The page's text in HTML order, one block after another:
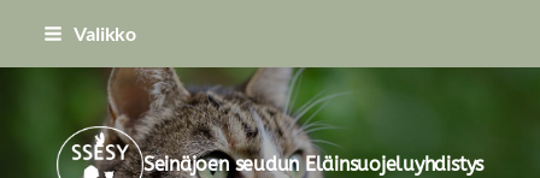
Siirry
Valikko
Seinäjoen seudun Eläinsuojeluyhdistys